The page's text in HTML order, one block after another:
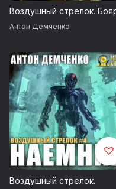
2. Воздушный
Воздушный стрелок.
Антон Демченко
Воздушный стрелок.